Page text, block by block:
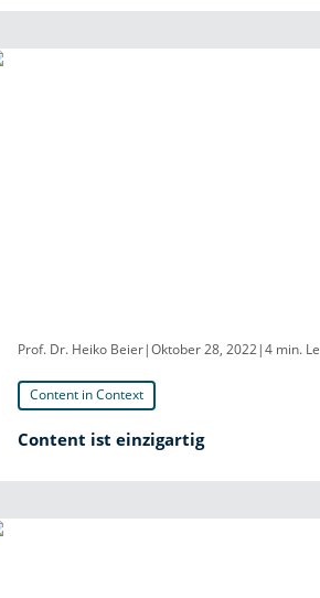
Prof. Dr. Heiko Beier|Oktober 28, 2022|4 min.
Content in Context
Content ist einzigartig